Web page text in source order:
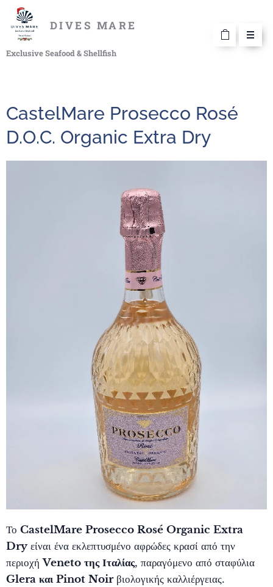
DIVES MARE
Exclusive Seafood & Shellfish
CastelMare Prosecco Rosé
D.O.C. Organic Extra Dry
Το CastelMare Prosecco Rosé Organic Extra
Dryείναι ένα εκλεπτυσμένο αφρώδες κρασί από την
περιοχήVeneto της Ιταλίας, παραγόμενο από σταφύλια
Glera και Pinot Noirβιολογικής καλλιέργειας.